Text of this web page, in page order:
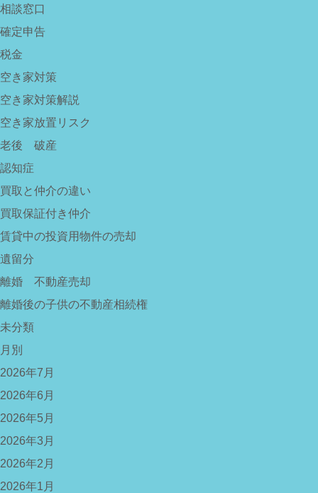
相談窓口
確定申告
税金
空き家対策
空き家対策解説
空き家放置リスク
老後 破産
認知症
買取と仲介の違い
買取保証付き仲介
賃貸中の投資用物件の売却
遺留分
離婚 不動産売却
離婚後の子供の不動産相続権
未分類
月別
2026年7月
2026年6月
2026年5月
2026年3月
2026年2月
2026年1月